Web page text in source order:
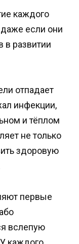
каждого
если они
в развитии
отпадает
инфекции,
и тёплом
не только
здоровую
первые
вслепую